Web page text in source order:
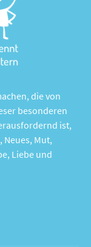
die von
besonderen
ist,
Neues, Mut,
Liebe und